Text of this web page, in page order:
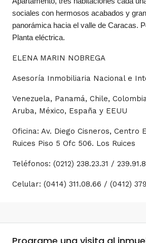
sociales con hermosos acabados y
panorámica hacia el valle de Caracas.
Planta eléctrica.
ELENA MARIN NOBREGA
Asesoría Inmobiliaria Nacional e
Venezuela, Panamá, Chile,
Aruba, México, España y EEUU
Oficina: Av. Diego Cisneros, Centro
Ruices Piso 5 Ofc 506. Los Ruices
Teléfonos: (0212) 238.23.31 /
Celular: (0414) 311.08.66 / (0412)